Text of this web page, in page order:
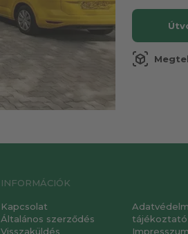
view_in_ar
INFORMÁCIÓK
Kapcsolat
Általános szerződés
Visszaküldés
tájékoztató
Impresszum